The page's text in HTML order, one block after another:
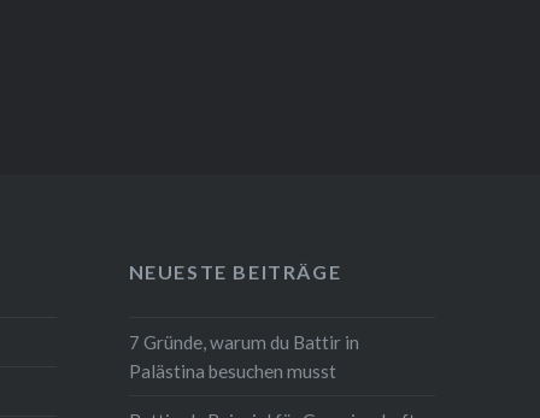
NEUESTE BEITRÄGE
7 Gründe, warum du Battir in
Palästina besuchen musst